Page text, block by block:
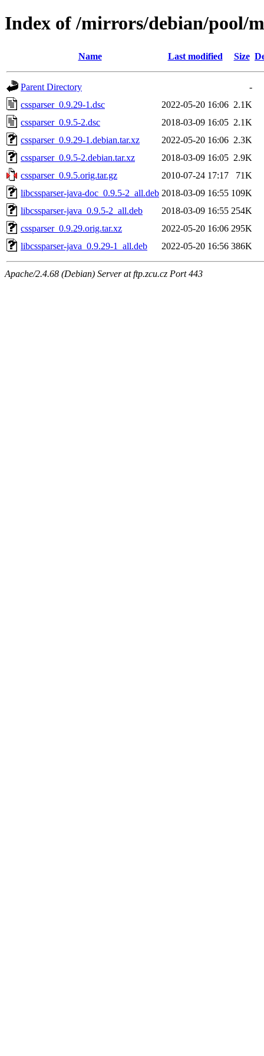
Index of /mirrors/debian/pool/
Name Last modified Size
Parent Directory
-
cssparser_0.9.29-1.dsc
2022-05-20 16:06 2.1K
cssparser_0.9.5-2.dsc
2018-03-09 16:05 2.1K
cssparser_0.9.29-1.debian.tar.xz
2022-05-20 16:06 2.3K
cssparser_0.9.5-2.debian.tar.xz
2018-03-09 16:05 2.9K
cssparser_0.9.5.orig.tar.gz
2010-07-24 17:17
71K
libcssparser-java-doc_0.9.5-2_all.deb 2018-03-09 16:55 109K
libcssparser-java_0.9.5-2_all.deb
2018-03-09 16:55 254K
cssparser_0.9.29.orig.tar.xz
2022-05-20 16:06 295K
libcssparser-java_0.9.29-1_all.deb
2022-05-20 16:56 386K
Apache/2.4.68 (Debian) Server at ftp.zcu.cz Port 443